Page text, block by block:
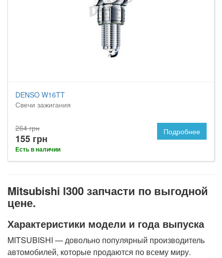
DENSO W16TT
Свечи зажигания
264 грн
155 грн
Есть в наличии
Подробнее
Mitsubishi l300 запчасти по выгодной
цене.
Характеристики модели и года выпуска
MITSUBISHI — довольно популярный производитель
автомобилей, которые продаются по всему миру.